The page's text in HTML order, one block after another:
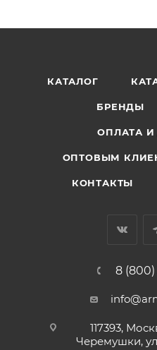
КАТАЛОГ
БРЕНДЫ
ОПЛАТА И
ОПТОВЫМ
КОНТАКТЫ
8 (800)
117393,
Черемушки,